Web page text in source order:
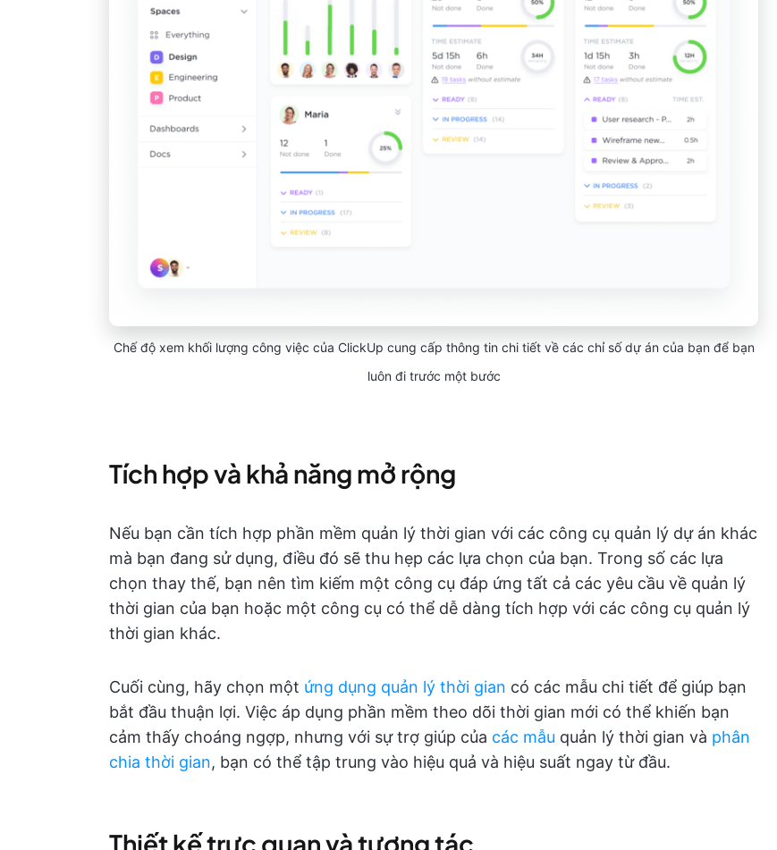
Chế độ xem khối lượng công việc của ClickUp cung cấp thông tin chi tiết về các chỉ số dự án của bạn để bạn
luôn đi trước một bước
Tích hợp và khả năng mở rộng
Nếu bạn cần tích hợp phần mềm quản lý thời gian với các công cụ quản lý dự án khác
mà bạn đang sử dụng, điều đó sẽ thu hẹp các lựa chọn của bạn. Trong số các lựa
chọn thay thế, bạn nên tìm kiếm một công cụ đáp ứng tất cả các yêu cầu về quản lý
thời gian của bạn hoặc một công cụ có thể dễ dàng tích hợp với các công cụ quản lý
thời gian khác.
Cuối cùng, hãy chọn một ứng dụng quản lý thời gian có các mẫu chi tiết để giúp bạn
bắt đầu thuận lợi. Việc áp dụng phần mềm theo dõi thời gian mới có thể khiến bạn
cảm thấy choáng ngợp, nhưng với sự trợ giúp của các mẫu quản lý thời gian và phân
chia thời gian, bạn có thể tập trung vào hiệu quả và hiệu suất ngay từ đầu.
Thiết kế trực quan và tương tác